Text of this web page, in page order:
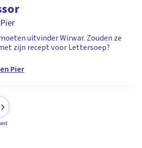
uitvinder Wirwar. Zouden ze
zijn recept voor Lettersoep?
Pier